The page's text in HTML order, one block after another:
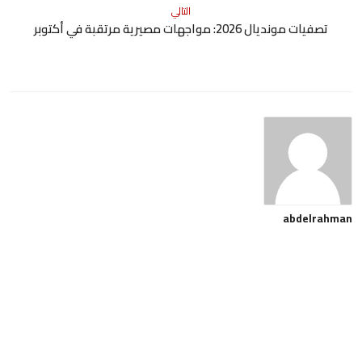
التالي
تصفيات مونديال 2026: مواجهات مصيرية مرتقبة في أكتوبر
abdelrahman